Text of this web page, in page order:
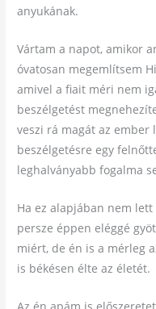
anyukának.
Vártam a napot, amikor
óvatosan megemlítsem
amivel a fiait méri nem
beszélgetést
veszi rá magát az ember
beszélgetésre egy
leghalványabb fogalma
Ha ez alapjában nem
persze éppen eléggé
miért, de én is a mérleg
is békésen élte az életét.
Az én apám is